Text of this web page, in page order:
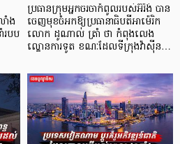
ង
បប
ប្រធានក្រុមអ្នកចរចាកំពូលរបស់អ៊ីរ៉ង់ បាន
ចេញមុខចំអកឱ្យប្រធានាធិបតីអាម៉េរិក
លោក ដូណាល់ ត្រាំ ថា កំពុងលេង
ល្ខោនការទូត ខណៈដែលទីក្រុងវ៉ាស៊ីន…